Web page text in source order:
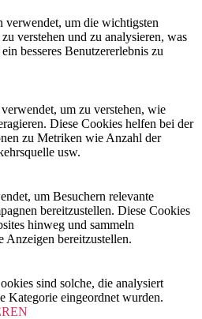
verwendet, um die wichtigsten
verstehen und zu analysieren, was
besseres Benutzererlebnis zu
um zu verstehen, wie
Diese Cookies helfen bei der
zu Metriken wie Anzahl der
usw.
um Besuchern relevante
bereitzustellen. Diese Cookies
hinweg und sammeln
Anzeigen bereitzustellen.
sind solche, die analysiert
Kategorie eingeordnet wurden.